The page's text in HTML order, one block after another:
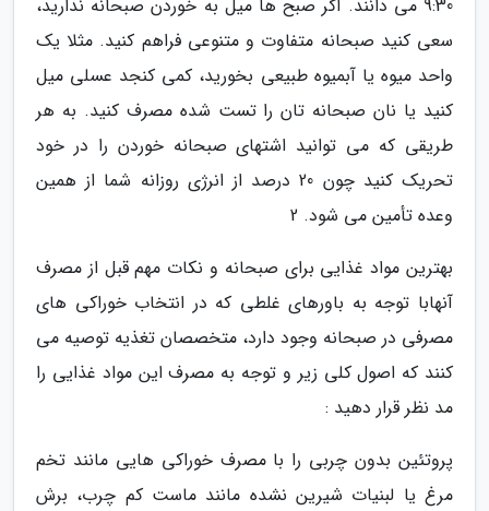
9:30 می دانند. اگر صبح ها میل به خوردن صبحانه ندارید،
سعی کنید صبحانه متفاوت و متنوعی فراهم کنید. مثلا یک
واحد میوه یا آبمیوه طبیعی بخورید، کمی کنجد عسلی میل
کنید یا نان صبحانه تان را تست شده مصرف کنید. به هر
طریقی که می توانید اشتهای صبحانه خوردن را در خود
تحریک کنید چون 20 درصد از انرژی روزانه شما از همین
وعده تأمین می شود. 2
بهترین مواد غذایی برای صبحانه و نکات مهم قبل از مصرف
آنهابا توجه به باورهای غلطی که در انتخاب خوراکی های
مصرفی در صبحانه وجود دارد، متخصصان تغذیه توصیه می
کنند که اصول کلی زیر و توجه به مصرف این مواد غذایی را
مد نظر قرار دهید :
پروتئین بدون چربی را با مصرف خوراکی هایی مانند تخم
مرغ یا لبنیات شیرین نشده مانند ماست کم چرب، برش